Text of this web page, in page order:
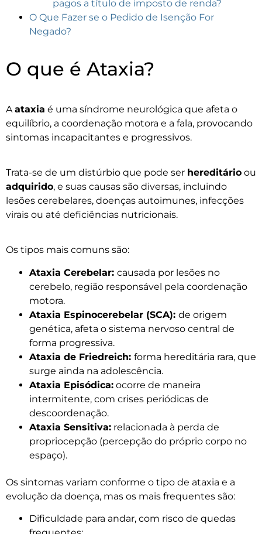
pagos a título de imposto de renda?
O Que Fazer se o Pedido de Isenção For
Negado?
O que é Ataxia?
A ataxia é uma síndrome neurológica que afeta o
equilíbrio, a coordenação motora e a fala, provocando
sintomas incapacitantes e progressivos.
Trata-se de um distúrbio que pode ser hereditário ou
adquirido, e suas causas são diversas, incluindo
lesões cerebelares, doenças autoimunes, infecções
virais ou até deficiências nutricionais.
Os tipos mais comuns são:
Ataxia Cerebelar: causada por lesões no
cerebelo, região responsável pela coordenação
motora.
Ataxia Espinocerebelar (SCA): de origem
genética, afeta o sistema nervoso central de
forma progressiva.
Ataxia de Friedreich: forma hereditária rara, que
surge ainda na adolescência.
Ataxia Episódica: ocorre de maneira
intermitente, com crises periódicas de
descoordenação.
Ataxia Sensitiva: relacionada à perda de
propriocepção (percepção do próprio corpo no
espaço).
Os sintomas variam conforme o tipo de ataxia e a
evolução da doença, mas os mais frequentes são:
Dificuldade para andar, com risco de quedas